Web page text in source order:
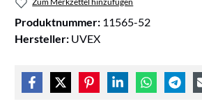
Produktnummer: 11565-52
Hersteller: UVEX